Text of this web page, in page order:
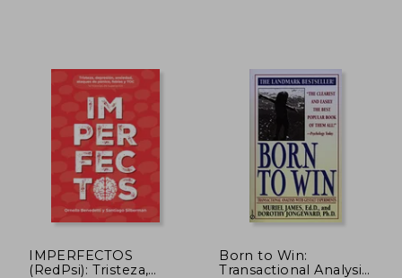
5%
dcto.
IMPERFECTOS
(RedPsi): Tristeza,
Born to Win:
Transactional Analysis